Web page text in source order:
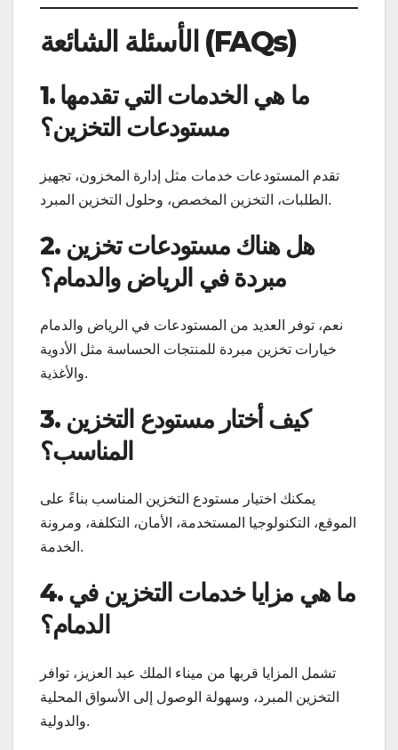
الأسئلة الشائعة (FAQs)
1. ما هي الخدمات التي تقدمها
مستودعات التخزين؟
تقدم المستودعات خدمات مثل إدارة المخزون، تجهيز
الطلبات، التخزين المخصص، وحلول التخزين المبرد.
2. هل هناك مستودعات تخزين
مبردة في الرياض والدمام؟
نعم، توفر العديد من المستودعات في الرياض والدمام
خيارات تخزين مبردة للمنتجات الحساسة مثل الأدوية
والأغذية.
3. كيف أختار مستودع التخزين
المناسب؟
يمكنك اختيار مستودع التخزين المناسب بناءً على
الموقع، التكنولوجيا المستخدمة، الأمان، التكلفة، ومرونة
الخدمة.
4. ما هي مزايا خدمات التخزين في
الدمام؟
تشمل المزايا قربها من ميناء الملك عبد العزيز، توافر
التخزين المبرد، وسهولة الوصول إلى الأسواق المحلية
والدولية.